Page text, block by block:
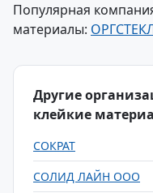
Популярная
материалы:
Другие
клейкие
СОКРАТ
СОЛИД ЛАЙН ООО